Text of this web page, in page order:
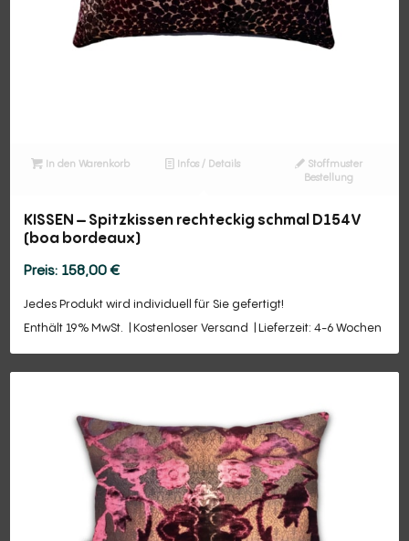
In den Warenkorb Infos / Details
Stoffmuster
Bestellung
KISSEN – Spitzkissen rechteckig schmal D154V
(boa bordeaux)
158,00€
Jedes Produkt wird individuell für Sie gefertigt!
Enthält 19% MwSt.
Kostenloser Versand Lieferzeit: 4-6 Wochen